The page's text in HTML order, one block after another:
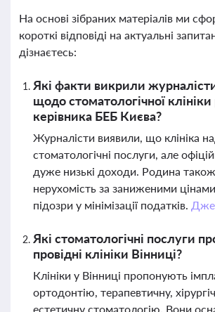
На основі зібраних матеріалів ми
короткі відповіді на актуальні
дізнаєтесь:
Які факти викрили
щодо стоматологічної
керівника БЕБ Києва?
Журналісти виявили, що клініка
стоматологічні послуги, але
дуже низькі доходи. Родина
нерухомість за заниженими
підозри у мінімізації податків.
Які стоматологічні послуги
провідні клініки Вінниці?
Клініки у Вінниці пропонують
ортодонтію, терапевтичну,
естетичну стоматологію. Вони